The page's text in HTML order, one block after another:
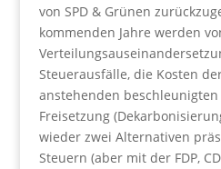
von SPD & Grünen
kommenden Jahre werden
Steuerausfälle, die Kosten
anstehenden
Freisetzung
wieder zwei Alternativen
Steuern (aber mit der FDP,